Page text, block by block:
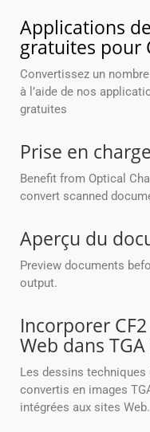
Applications
gratuites pour
Convertissez un
à l’aide de nos
gratuites
Prise en
Benefit from Optical
convert scanned
Aperçu du
Preview documents
output.
Incorporer
Web dans
Les dessins
convertis en images
intégrées aux sites Web.